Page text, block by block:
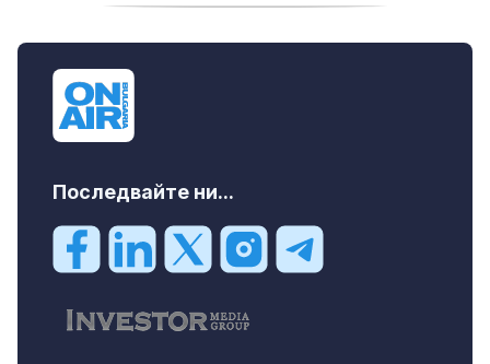
Последвайте ни...